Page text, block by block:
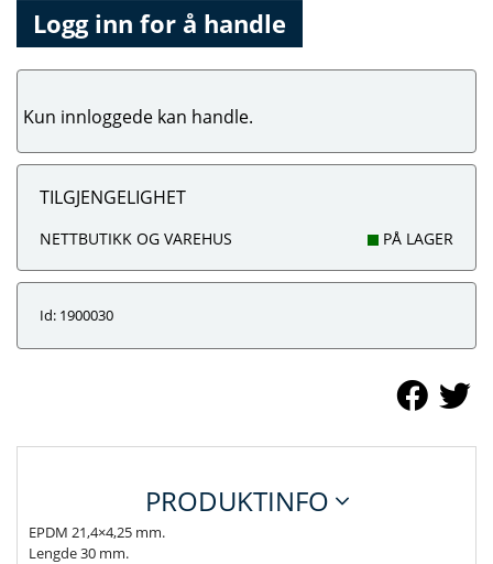
Logg inn for å handle
Kun innloggede kan handle.
TILGJENGELIGHET
NETTBUTIKK OG VAREHUS PÅ LAGER
Id: 1900030
PRODUKTINFO
EPDM 21,4×4,25 mm.
Lengde 30 mm.